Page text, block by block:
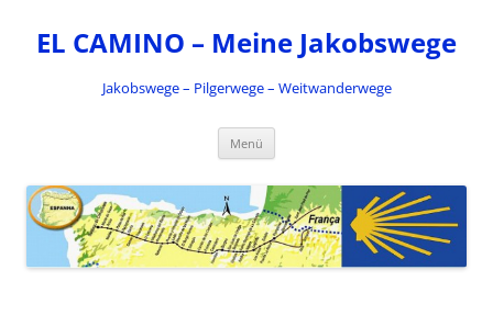
springen
EL CAMINO – Meine Jakobswege
Jakobswege – Pilgerwege – Weitwanderwege
Menü